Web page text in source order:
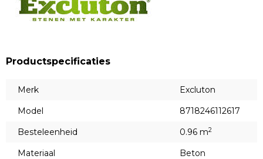
Productspecificaties
Merk
Excluton
Model
8718246112617
Besteleenheid
0.96 m2
Materiaal Beton